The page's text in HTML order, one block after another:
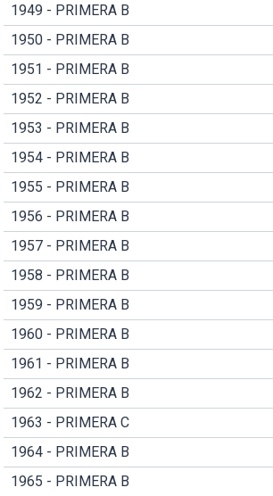
1949 - PRIMERA B
1950 - PRIMERA B
1951 - PRIMERA B
1952 - PRIMERA B
1953 - PRIMERA B
1954 - PRIMERA B
1955 - PRIMERA B
1956 - PRIMERA B
1957 - PRIMERA B
1958 - PRIMERA B
1959 - PRIMERA B
1960 - PRIMERA B
1961 - PRIMERA B
1962 - PRIMERA B
1963 - PRIMERA C
1964 - PRIMERA B
1965 - PRIMERA B